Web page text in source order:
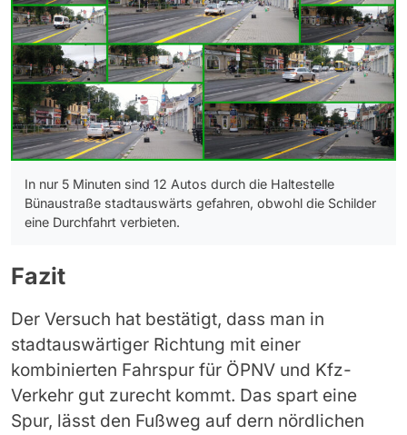
In nur 5 Minuten sind 12 Autos durch die Haltestelle
Bünaustraße stadtauswärts gefahren, obwohl die Schilder
eine Durchfahrt verbieten.
Fazit
Der Versuch hat bestätigt, dass man in
stadtauswärtiger Richtung mit einer
kombinierten Fahrspur für ÖPNV und Kfz-
Verkehr gut zurecht kommt. Das spart eine
Spur, lässt den Fußweg auf dern nördlichen